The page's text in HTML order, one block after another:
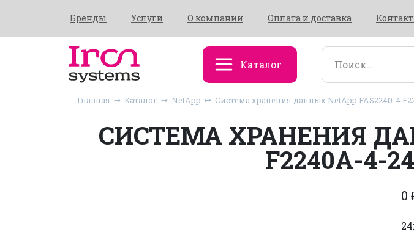
Бренды Услуги О компании Оплата и доставка
Каталог
Главная Каталог NetApp Система хранения данных NetApp FAS2240-4
СИСТЕМА ХРАНЕНИЯ
F2240A-4-
0